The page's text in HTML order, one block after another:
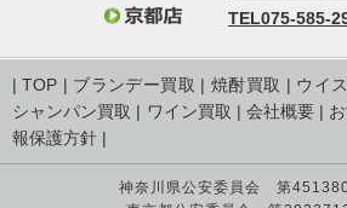
TEL075-585-
|TOP | ブランデー買取 | 焼酎買取 | ウイ
シャンパン買取 | ワイン買取 | 会社概要 |
報保護方針 |
神奈川県公安委員会 第